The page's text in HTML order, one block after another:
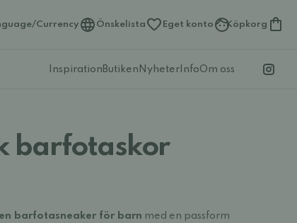
Currency Önskelista Eget konto Köpkorg
Inspiration Butiken Nyheter InfoOm oss
barfotaskor
barfotasneaker för barn med en passform